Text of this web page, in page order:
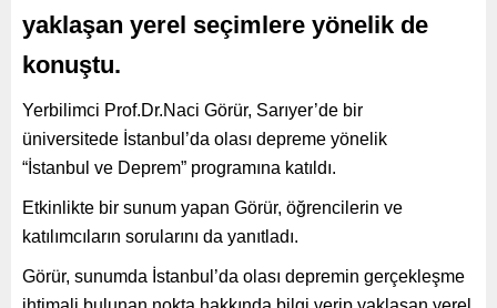
yaklaşan yerel seçimlere yönelik de
konuştu.
Yerbilimci Prof.Dr.Naci Görür, Sarıyer’de bir
üniversitede İstanbul’da olası depreme yönelik
“İstanbul ve Deprem” programına katıldı.
Etkinlikte bir sunum yapan Görür, öğrencilerin ve
katılımcıların sorularını da yanıtladı.
Görür, sunumda İstanbul’da olası depremin gerçekleşme